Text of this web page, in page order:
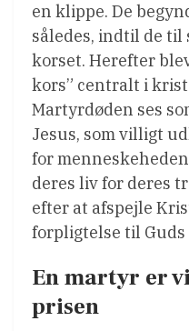
en klippe. De
således, indtil de til
korset. Herefter
kors” centralt i
Martyrdøden ses
Jesus, som villigt
for
deres liv for deres
efter at afspejle
forpligtelse til Guds
En martyr er
prisen